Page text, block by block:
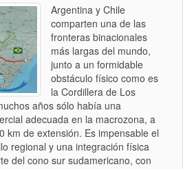
Argentina y Chile
comparten una de las
fronteras binacionales
más largas del mundo,
junto a un formidable
obstáculo físico como es
la Cordillera de Los
años sólo había una
adecuada en la macrozona, a
km de extensión. Es impensable el
regional y una integración física
del cono sur sudamericano, con